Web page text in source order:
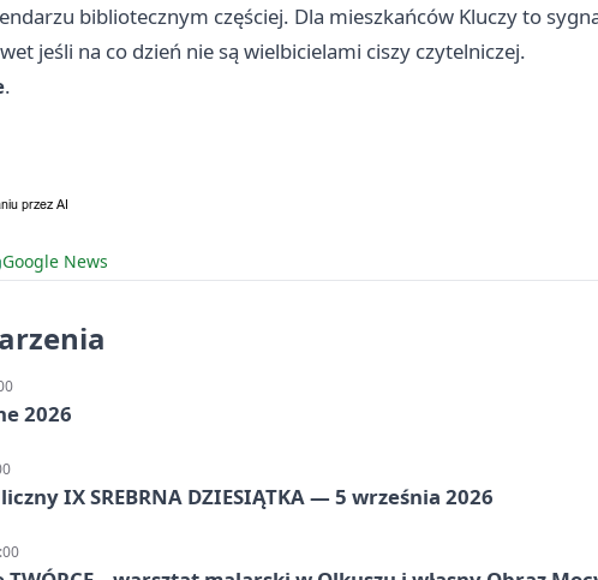
bibliotecznym częściej. Dla mieszkańców Kluczy to
jeśli na co dzień nie są wielbicielami ciszy czytelniczej.
.
Google News
2026
IX SREBRNA DZIESIĄTKA — 5 września 2026